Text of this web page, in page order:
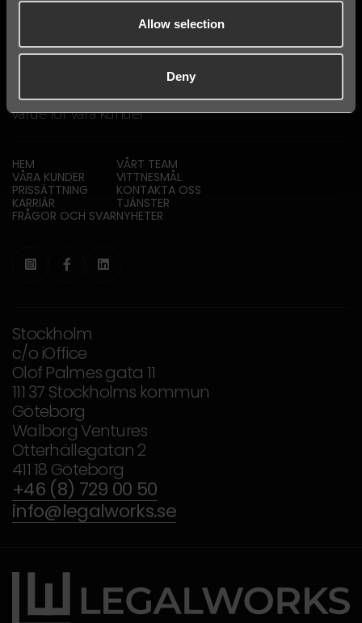
Allow selection
Deny
värde för våra kunder
HEM
VÅRA KUNDER
PRISSÄTTNING
KARRIÄR
FRÅGOR OCH SVAR
VÅRT TEAM
VITTNESMÅL
KONTAKTA OSS
TJÄNSTER
NYHETER
  
Stockholm
c/o iOffice
Olof Palmes gata 11
111 37 Stockholms kommun
Göteborg
Walborg Ventures
Otterhällegatan 2
411 18 Göteborg
+46 (8) 729 00 50
info@legalworks.se